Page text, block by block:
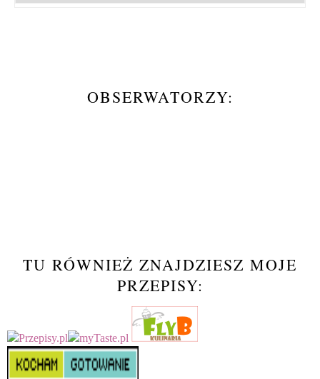
OBSERWATORZY:
TU RÓWNIEŻ ZNAJDZIESZ MOJE
PRZEPISY: